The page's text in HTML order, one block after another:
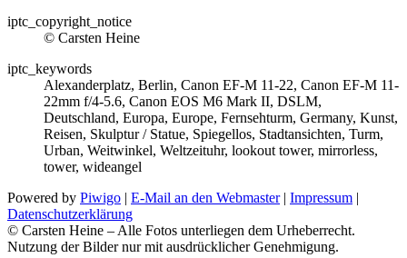
iptc_copyright_notice
© Carsten Heine
iptc_keywords
Alexanderplatz, Berlin, Canon EF-M 11-22, Canon EF-M 11-
22mm f/4-5.6, Canon EOS M6 Mark II, DSLM,
Deutschland, Europa, Europe, Fernsehturm, Germany, Kunst,
Reisen, Skulptur / Statue, Spiegellos, Stadtansichten, Turm,
Urban, Weitwinkel, Weltzeituhr, lookout tower, mirrorless,
tower, wideangel
Powered by Piwigo | E-Mail an den Webmaster | Impressum |
Datenschutzerklärung
© Carsten Heine – Alle Fotos unterliegen dem Urheberrecht.
Nutzung der Bilder nur mit ausdrücklicher Genehmigung.